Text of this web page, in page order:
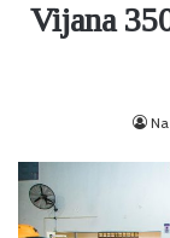
Vijana